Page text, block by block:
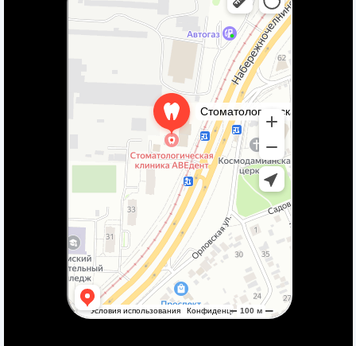
Зуботехническая лаборатория в Набережных Челнах